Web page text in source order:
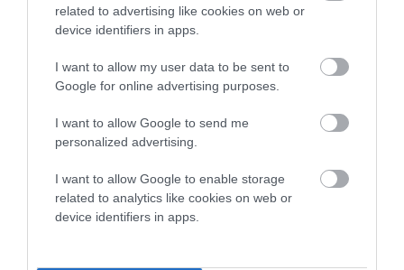
related to advertising like cookies on web or
device identifiers in apps.
I want to allow my user data to be sent to
Google for online advertising purposes.
I want to allow Google to send me
personalized advertising.
I want to allow Google to enable storage
related to analytics like cookies on web or
device identifiers in apps.
Ναυτικές Ιστορίες
Πρόσφατα Σχόλια